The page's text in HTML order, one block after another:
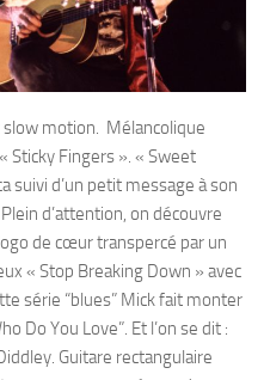
slow motion. Mélancolique
Sticky Fingers ». « Sweet
suivi d’un petit message à son
d’attention, on découvre
de cœur transpercé par un
« Stop Breaking Down » avec
série “blues” Mick fait monter
Do You Love”. Et l’on se dit :
Guitare rectangulaire